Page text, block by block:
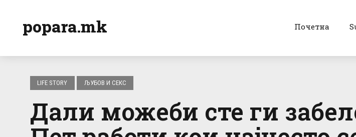
popara.mk Почетна
LIFE STORY ЉУБОВ И СЕКС
Дали можеби сте ги